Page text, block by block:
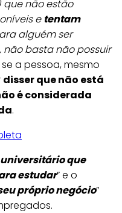
que não estão
e tentam
alguém ser
basta não possuir
a pessoa, mesmo
disser que não está
é considerada
.
universitário que
estudar” e o
próprio negócio”